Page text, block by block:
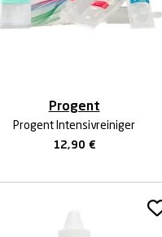
Progent
Progent Intensivreiniger
12,90 €